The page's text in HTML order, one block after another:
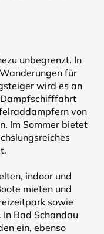
unbegrenzt. In
für
wird es an
Dampfschifffahrt
von
Im Sommer bietet
indoor und
mieten und
sowie
Bad Schandau
ein, ebenso